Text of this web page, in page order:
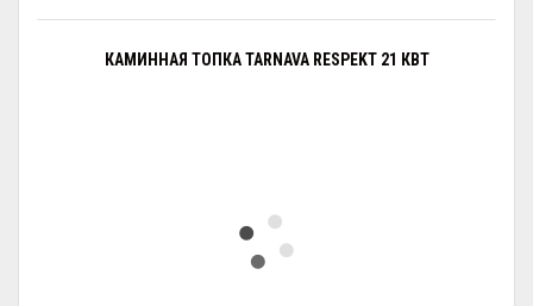
КАМИННАЯ ТОПКА TARNAVA RESPEKT 21 КВТ